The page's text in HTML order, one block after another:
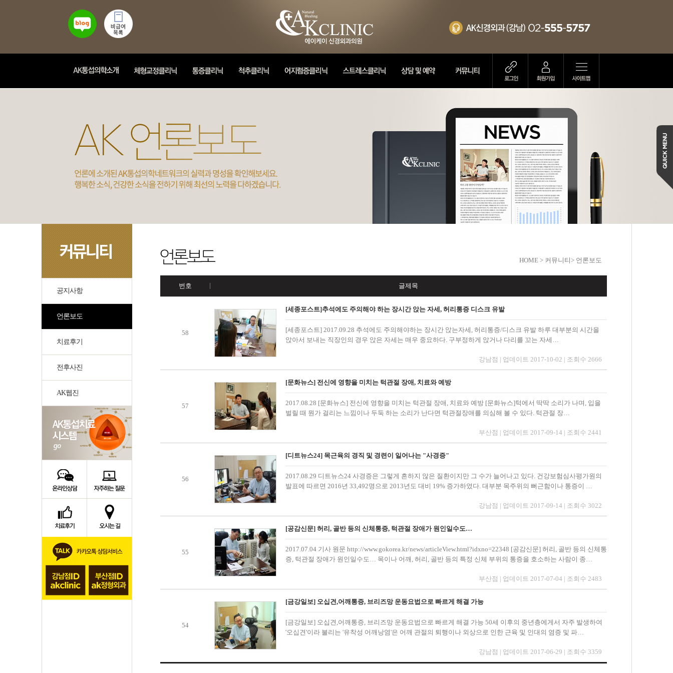
공지사항
언론보도
치료후기
전후사진
AK웹진
HOME > 커뮤니티> 언론보도
번호 글제목
58
[세종포스트]추석에도 주의해야 하는 장시간 앉는 자세, 허리통증 디스크 유발
[세종포스트] 2017.09.28 추석에도 주의해야하는 장시간 앉는자세, 허리통증/디스크 유발 하루 대부분의 시간을
앉아서 보내는 직장인의 경우 앉은 자세는 매우 중요하다. 구부정하게 앉거나 다리를 꼬는 자세…
강남점 | 업데이트 2017-10-02 | 조회수 2666
57
[문화뉴스] 전신에 영향을 미치는 턱관절 장애, 치료와 예방
2017.08.28 [문화뉴스] 전신에 영향을 미치는 턱관절 장애, 치료와 예방 [문화뉴스]턱에서 딱딱 소리가 나며, 입을
벌릴 때 뭔가 걸리는 느낌이나 두둑 하는 소리가 난다면 턱관절장애를 의심해 볼 수 있다. 턱관절 장…
부산점 | 업데이트 2017-09-14 | 조회수 2441
56
[디트뉴스24] 목근육의 경직 및 경련이 일어나는 "사경증"
2017.08.29 디트뉴스24 사경증은 그렇게 흔하지 않은 질환이지만 그 수가 늘어나고 있다. 건강보험심사평가원의
발표에 따르면 2016년 33,492명으로 2013년도 대비 19% 증가하였다. 대부분 목주위의 뻐근함이나 통증이 …
강남점 | 업데이트 2017-09-14 | 조회수 3022
55
[공감신문] 허리, 골반 등의 신체통증, 턱관절 장애가 원인일수도…
2017.07.04 기사 원문 http://www.gokorea.kr/news/articleView.html?idxno=22348 [공감신문] 허리, 골반 등의 신체통
증, 턱관절 장애가 원인일수도… 목이나 어깨, 허리, 골반 등의 특정 신체 부위의 통증을 호소하는 사람이 종…
부산점 | 업데이트 2017-07-04 | 조회수 2483
54
[금강일보] 오십견,어깨통증, 브리즈망 운동요법으로 빠르게 해결 가능
[금강일보] 오십견,어깨통증, 브리즈망 운동요법으로 빠르게 해결 가능 50세 이후의 중년층에게서 자주 발생하여
'오십견'이라 불리는 '유착성 어깨낭염'은 어깨 관절의 퇴행이나 외상으로 인한 근육 및 인대의 염증 및 파…
강남점 | 업데이트 2017-06-29 | 조회수 3359